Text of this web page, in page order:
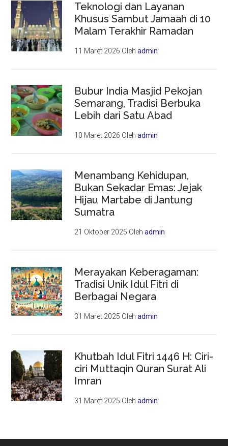
Teknologi dan Layanan
Khusus Sambut Jamaah di 10
Malam Terakhir Ramadan
11 Maret 2026 Olehadmin
Bubur India Masjid Pekojan
Semarang, Tradisi Berbuka
Lebih dari Satu Abad
10 Maret 2026 Olehadmin
Menambang Kehidupan,
Bukan Sekadar Emas: Jejak
Hijau Martabe di Jantung
Sumatra
21 Oktober 2025 Olehadmin
Merayakan Keberagaman:
Tradisi Unik Idul Fitri di
Berbagai Negara
31 Maret 2025 Olehadmin
Khutbah Idul Fitri 1446 H: Ciri-
ciri Muttaqin Quran Surat Ali
Imran
31 Maret 2025 Olehadmin